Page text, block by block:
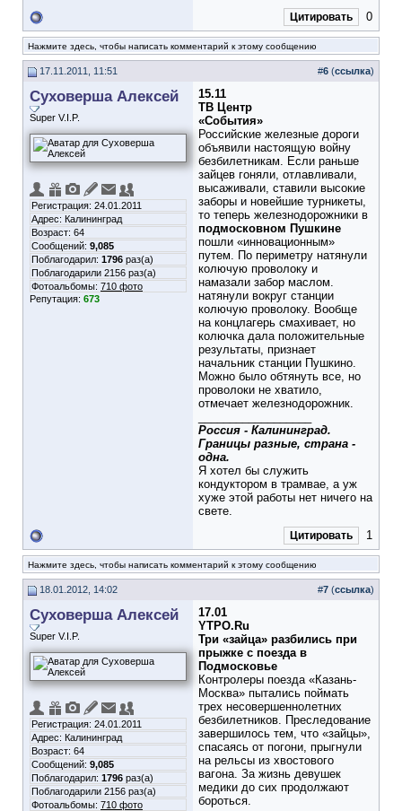
Цитировать 0
Нажмите здесь, чтобы написать комментарий к этому сообщению
17.11.2011, 11:51 #6 (ссылка)
Суховерша Алексей
Super V.I.P.
Регистрация: 24.01.2011
Адрес: Калининград
Возраст: 64
Сообщений: 9,085
Поблагодарил: 1796 раз(а)
Поблагодарили 2156 раз(а)
Фотоальбомы: 710 фото
Репутация: 673
15.11
ТВ Центр
«События»
Российские железные дороги
объявили настоящую войну
безбилетникам. Если раньше
зайцев гоняли, отлавливали,
высаживали, ставили высокие
заборы и новейшие турникеты,
то теперь железнодорожники в
подмосковном Пушкине
пошли «инновационным»
путем. По периметру натянули
колючую проволоку и
намазали забор маслом.
натянули вокруг станции
колючую проволоку. Вообще
на концлагерь смахивает, но
колючка дала положительные
результаты, признает
начальник станции Пушкино.
Можно было обтянуть все, но
проволоки не хватило,
отмечает железнодорожник.
Россия - Калининград.
Границы разные, страна -
одна.
Я хотел бы служить
кондуктором в трамвае, а уж
хуже этой работы нет ничего на
свете.
Цитировать 1
Нажмите здесь, чтобы написать комментарий к этому сообщению
18.01.2012, 14:02 #7 (ссылка)
Суховерша Алексей
Super V.I.P.
Регистрация: 24.01.2011
Адрес: Калининград
Возраст: 64
Сообщений: 9,085
Поблагодарил: 1796 раз(а)
Поблагодарили 2156 раз(а)
Фотоальбомы: 710 фото
17.01
YTPO.Ru
Три «зайца» разбились при
прыжке с поезда в
Подмосковье
Контролеры поезда «Казань-
Москва» пытались поймать
трех несовершеннолетних
безбилетников. Преследование
завершилось тем, что «зайцы»,
спасаясь от погони, прыгнули
на рельсы из хвостового
вагона. За жизнь девушек
медики до сих продолжают
бороться.